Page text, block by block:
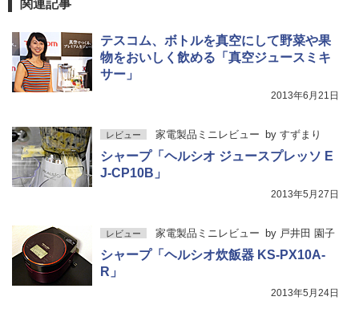
関連記事
テスコム、ボトルを真空にして野菜や果
物をおいしく飲める「真空ジュースミキ
サー」
2013年6月21日
レビュー 家電製品ミニレビュー by すずまり
シャープ「ヘルシオ ジュースプレッソ E
J-CP10B」
2013年5月27日
レビュー 家電製品ミニレビュー by 戸井田 園子
シャープ「ヘルシオ炊飯器 KS-PX10A-
R」
2013年5月24日